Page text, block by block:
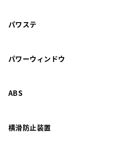
パワステ
パワーウィンドウ
ABS
横滑防止装置